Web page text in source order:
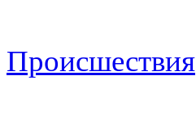
Происшествия